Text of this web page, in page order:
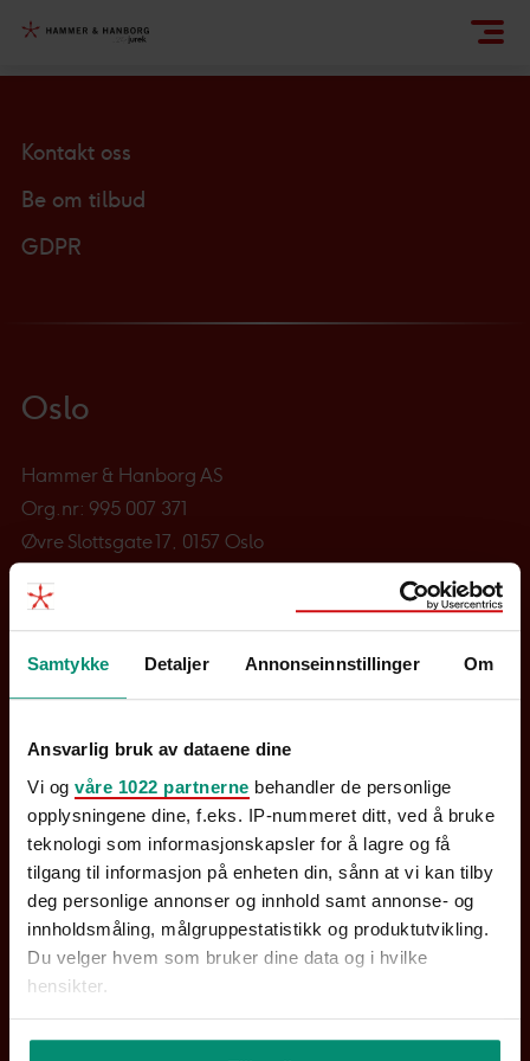
Samtykke Detaljer Annonseinnstillinger Om
Ansvarlig bruk av dataene dine
Vi og våre 1022 partnerne behandler de personlige
opplysningene dine, f.eks. IP-nummeret ditt, ved å bruke
teknologi som informasjonskapsler for å lagre og få
tilgang til informasjon på enheten din, sånn at vi kan tilby
deg personlige annonser og innhold samt annonse- og
innholdsmåling, målgruppestatistikk og produktutvikling.
Du velger hvem som bruker dine data og i hvilke
hensikter.
Hvis du gir oss lov, vil vi også gjerne:
Kontakt oss
Be om tilbud
GDPR
Oslo
Hammer & Hanborg AS
Org.nr: 995 007 371
Øvre Slottsgate 17, 0157 Oslo
Stockholm
Org.nr: 556593-2828
Biblioteksgatan 11
111 46 Stockholm
Tel+46 (0)8-459 03 50|E-post
Gøteborg
413 27 Gøteborg